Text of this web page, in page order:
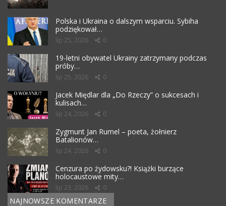
Polska i Ukraina o dalszym wsparciu. Sybiha
podziękował…
lip 25, 2026 0
19-letni obywatel Ukrainy zatrzymany podczas
próby…
lip 25, 2026 0
Jacek Międlar dla „Do Rzeczy” o sukcesach i
kulisach…
lip 24, 2026 0
Zygmunt Jan Rumel – poeta, żołnierz
Batalionów…
lip 24, 2026 0
Cenzura po żydowsku?! Książki burzące
holocaustowe mity…
lip 23, 2026 0
NAJNOWSZE KOMENTARZE